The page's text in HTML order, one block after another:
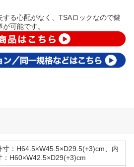
する心配がなく、TSAロックなので鍵
可能です。
寸：H64.5×W45.5×D29.5(+3)cm、内
：H60×W42.5×D29(+3)cm